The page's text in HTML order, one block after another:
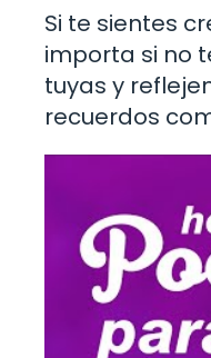
Si te sientes
importa si no
tuyas y
recuerdos